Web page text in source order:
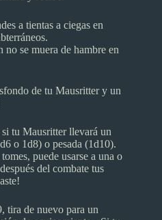
a tientas a ciegas en
no se muera de hambre en
de tu Mausritter y un
tu Mausritter llevará un
o 1d8) o pesada (1d10).
puede usarse a una o
del combate tus
tira de nuevo para un